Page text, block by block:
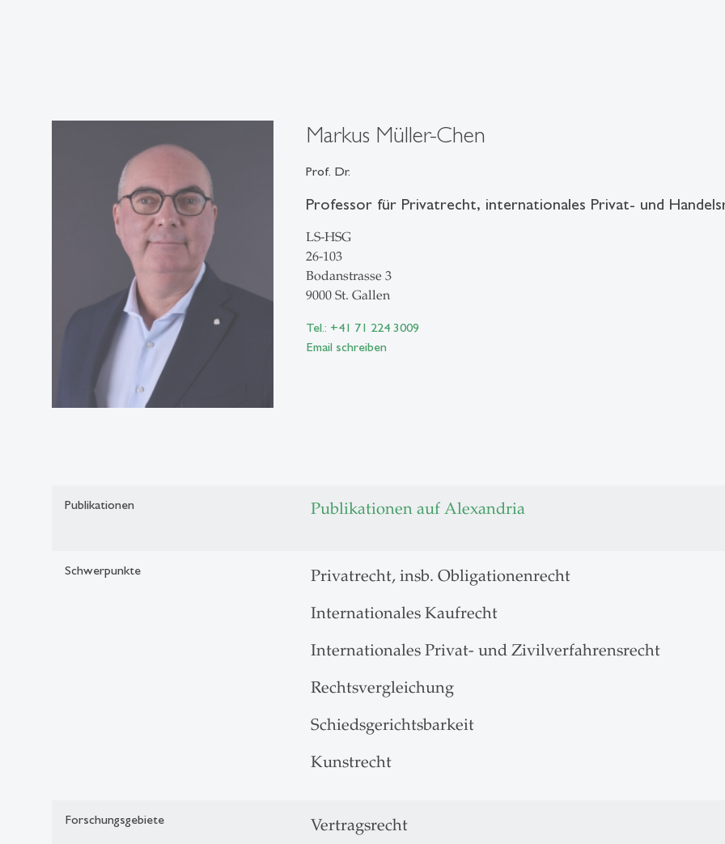
Markus Müller-Chen
Prof. Dr.
Professor für Privatrecht, internationales Privat- und
LS-HSG
26-103
Bodanstrasse 3
9000 St. Gallen
Tel.: +41 71 224 3009
Email schreiben
Publikationen Publikationen auf Alexandria
Schwerpunkte
Privatrecht, insb. Obligationenrecht
Internationales Kaufrecht
Internationales Privat- und Zivilverfahrensrecht
Rechtsvergleichung
Schiedsgerichtsbarkeit
Kunstrecht
Forschungsgebiete
Vertragsrecht